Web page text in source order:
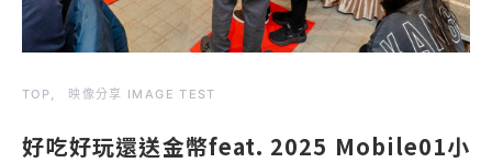
TOP 映像分享 IMAGE TEST
好吃好玩還送金幣feat. 2025 Mobile01小